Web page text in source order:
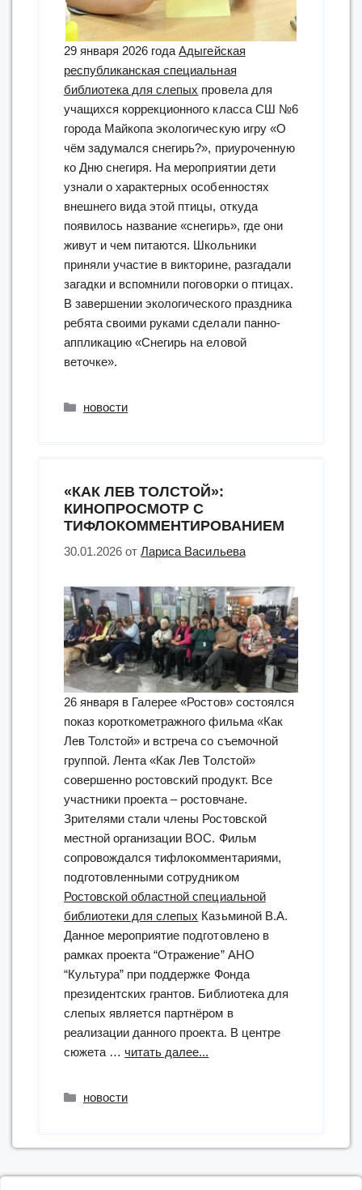
29 января 2026 годаАдыгейская
республиканская специальная
библиотека для слепых провела для
учащихся коррекционного класса СШ №6
города Майкопа экологическую игру «О
чём задумался снегирь?», приуроченную
ко Дню снегиря. На мероприятии дети
узнали о характерных особенностях
внешнего вида этой птицы, откуда
появилось название «снегирь», где они
живут и чем питаются. Школьники
приняли участие в викторине, разгадали
загадки и вспомнили поговорки о птицах.
В завершении экологического праздника
ребята своими руками сделали панно-
аппликацию «Снегирь на еловой
веточке».
Рубрики
новости
«КАК ЛЕВ ТОЛСТОЙ»:
КИНОПРОСМОТР С
ТИФЛОКОММЕНТИРОВАНИЕМ
30.01.2026 отЛариса Васильева
26 января в Галерее «Ростов» состоялся
показ короткометражного фильма «Как
Лев Толстой» и встреча со съемочной
группой. Лента «Как Лев Толстой»
совершенно ростовский продукт. Все
участники проекта – ростовчане.
Зрителями стали члены Ростовской
местной организации ВОС. Фильм
сопровождался тифлокомментариями,
подготовленными сотрудником
Ростовской областной специальной
библиотеки для слепых Казьминой В.А.
Данное мероприятие подготовлено в
рамках проекта “Отражение” АНО
“Культура” при поддержке Фонда
президентских грантов. Библиотека для
слепых является партнёром в
реализации данного проекта. В центре
сюжета …читать далее...
тифлокомментированием”
Рубрики
новости